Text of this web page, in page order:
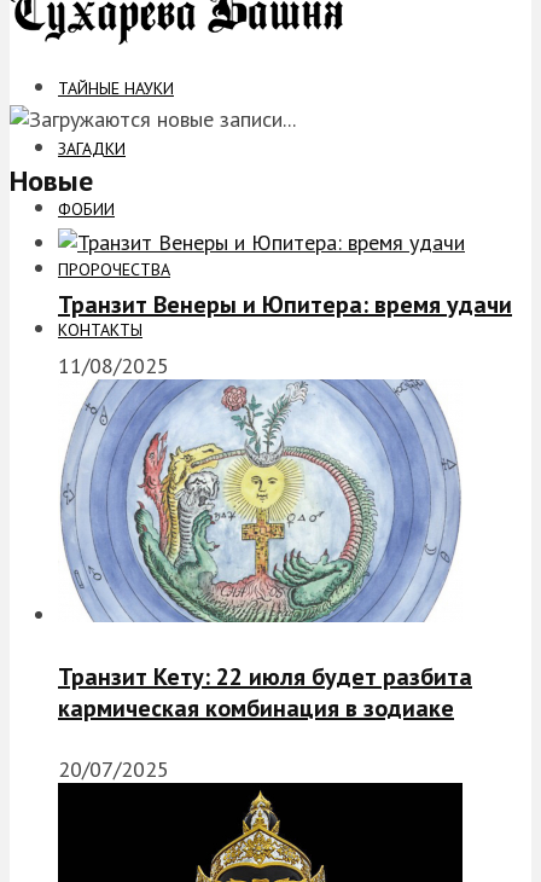
ТАЙНЫЕ НАУКИ
ЗАГАДКИ
ФОБИИ
ПРОРОЧЕСТВА
КОНТАКТЫ
Новые
Транзит Венеры и Юпитера: время удачи
11/08/2025
Транзит Кету: 22 июля будет разбита
кармическая комбинация в зодиаке
20/07/2025